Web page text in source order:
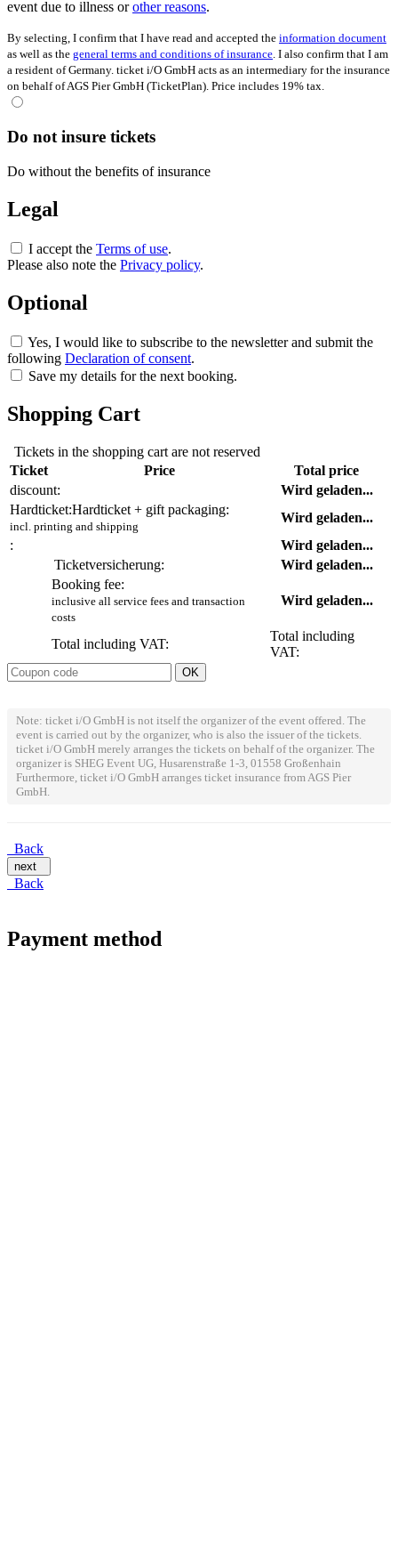
event due to illness orother reasons.
By selecting, I confirm that I have read and accepted the information document
as well as the general terms and conditions of insurance . I also confirm that I am
a resident of Germany. ticket i/O GmbH acts as an intermediary for the insurance
on behalf of AGS Pier GmbH (TicketPlan). Price includes 19% tax.
Do not insure tickets
Do without the benefits of insurance
Legal
I accept the Terms of use.
Please also note the Privacy policy.
Optional
Yes, I would like to subscribe to the newsletter and submit the
following Declaration of consent.
Save my details for the next booking.
Shopping Cart
Tickets in the shopping cart are not reserved
Ticket
Price
Total price
discount:
Wird geladen...
Hardticket:Hardticket + gift packaging:
incl. printing and shipping
Wird geladen...
:
Wird geladen...
Ticketversicherung:
Wird geladen...
Booking fee:
inclusive all service fees and transaction
costs
Wird geladen...
Total including VAT:
Total including
VAT:
Note: ticket i/O GmbH is not itself the organizer of the event offered. The
event is carried out by the organizer, who is also the issuer of the tickets.
ticket i/O GmbH merely arranges the tickets on behalf of the organizer. The
organizer is SHEG Event UG, Husarenstraße 1-3, 01558 Großenhain
Furthermore, ticket i/O GmbH arranges ticket insurance from AGS Pier
GmbH.
Back
next
Back
Payment method